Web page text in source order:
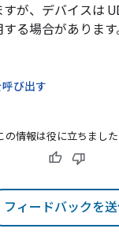
が、デバイスは
る場合があります
呼び出す
の情報は役に立ちました
フィードバックを